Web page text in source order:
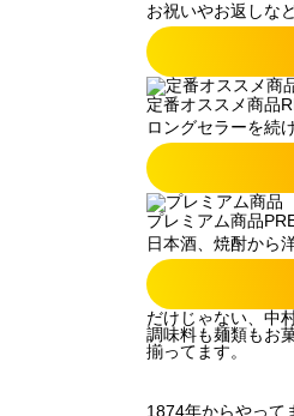
お祝いやお返しな
定番オススメ商品
ロングセラーを続
プレミアム商品
日本酒、焼酎から
だけじゃない、中村
調味料も麺類もお
揃ってます。
1874年からやって